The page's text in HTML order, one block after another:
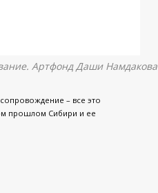
Артфонд Даши Намдакова
– все это
прошлом Сибири и ее